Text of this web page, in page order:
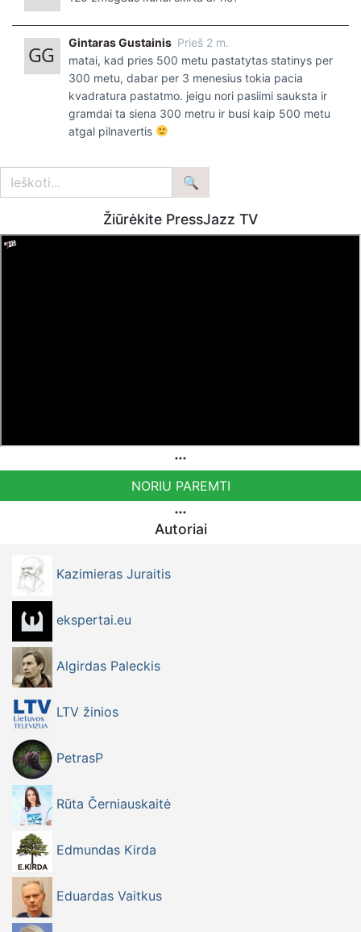
Gintaras Gustainis Prieš 2 m.
matai, kad pries 500 metu pastatytas statinys per
300 metu, dabar per 3 menesius tokia pacia
kvadratura pastatmo. jeigu nori pasiimi sauksta ir
gramdai ta siena 300 metru ir busi kaip 500 metu
atgal pilnavertis
Žiūrėkite PressJazz TV
NORIU PAREMTI
Autoriai
Kazimieras Juraitis
ekspertai.eu
Algirdas Paleckis
LTV žinios
PetrasP
Rūta Černiauskaitė
Edmundas Kirda
Eduardas Vaitkus